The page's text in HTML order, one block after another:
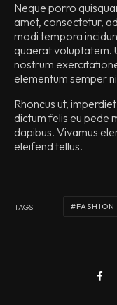
Neque porro
amet, consectetur,
modi tempora
quaerat voluptatem.
nostrum
elementum semper
Rhoncus ut,
dictum felis eu pede
dapibus. Vivamus
eleifend tellus.
TAGS FASHION